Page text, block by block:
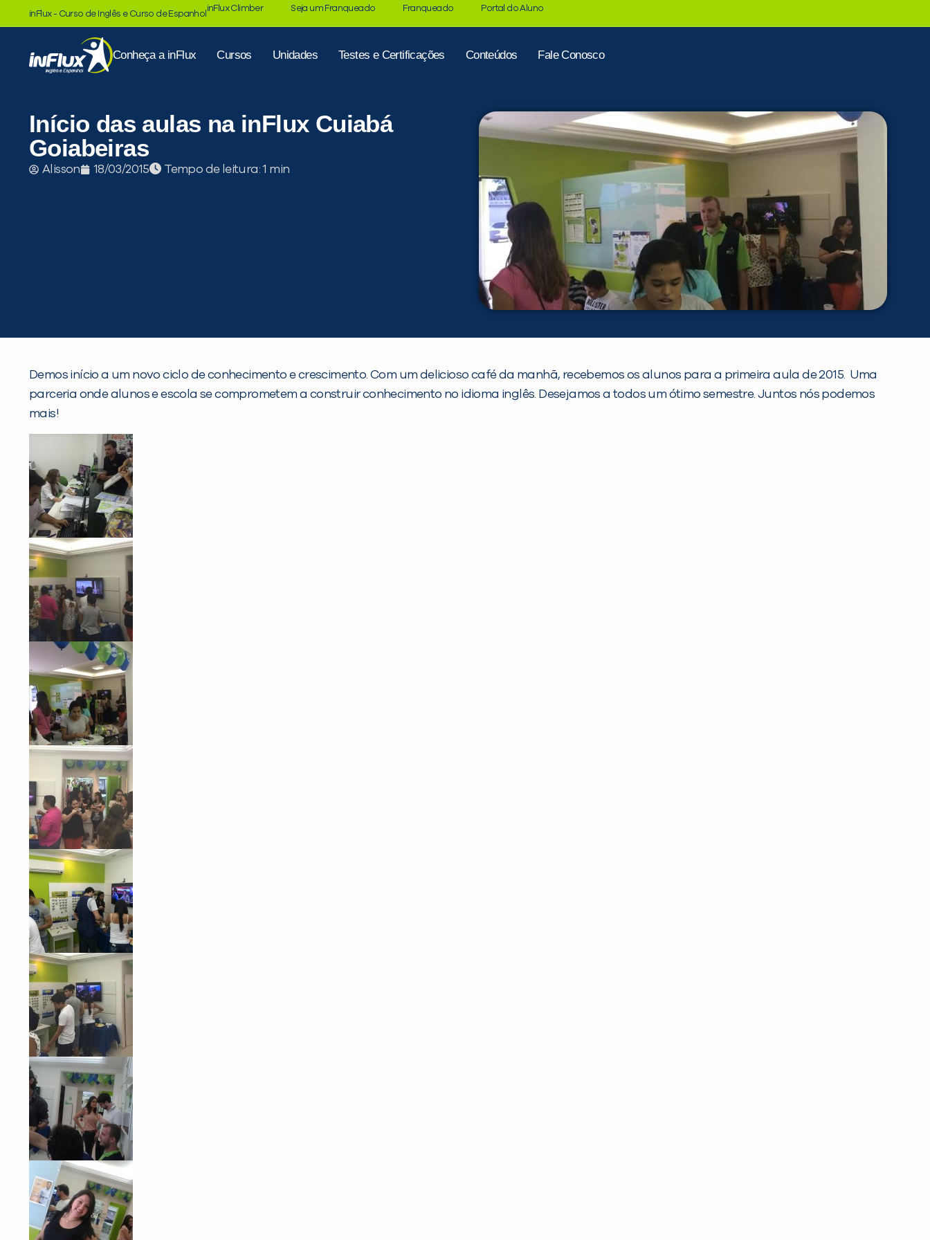
inFlux - Curso de Inglês e Curso de Espanhol
inFlux Climber Seja um Franqueado Franqueado Portal do Aluno
Conheça a inFlux Cursos Unidades Testes e Certificações Conteúdos Fale Conosco
Início das aulas na inFlux Cuiabá
Goiabeiras
Alisson 18/03/2015 Tempo de leitura:
Demos início a um novo ciclo de conhecimento e crescimento. Com um delicioso café da manhã, recebemos os alunos para a primeira aula de 2015. Uma
parceria onde alunos e escola se comprometem a construir conhecimento no idioma inglês. Desejamos a todos um ótimo semestre. Juntos nós podemos
mais!